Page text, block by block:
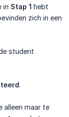
in Stap 1 hebt
zich in een
student
.
alleen maar te